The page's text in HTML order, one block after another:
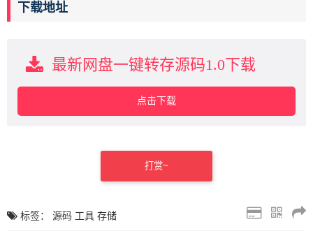
下载地址
最新网盘一键转存源码1.0下载
点击下载
打赏~
标签： 源码 工具 存储